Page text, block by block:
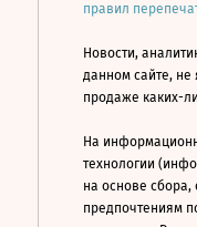
правил
Новости,
данном сайте, не
продаже каких-
На
технологии
на основе сбора,
предпочтениям